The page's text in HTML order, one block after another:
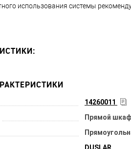
использования системы
14260011
Прямой шкаф